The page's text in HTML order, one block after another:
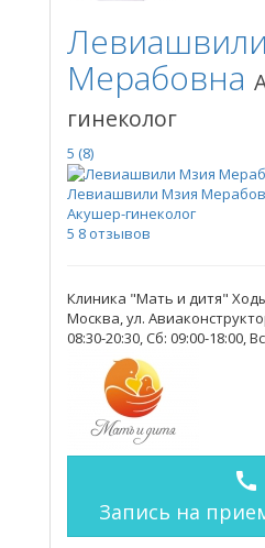
Мерабовна
гинеколог
5 (8)
Левиашвили Мзия
Акушер-гинеколог
5 8 отзывов
Клиника "Мать и дитя"
Москва, ул.
08:30-20:30, Сб: 09:00-18:00,
call
Запись на